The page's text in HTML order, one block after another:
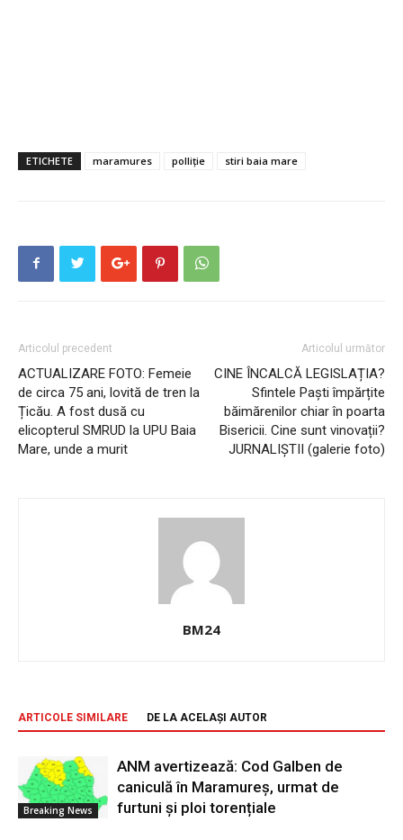
ETICHETE maramures polliție stiri baia mare
Articolul precedent
ACTUALIZARE FOTO: Femeie
de circa 75 ani, lovită de tren la
Țicău. A fost dusă cu
elicopterul SMRUD la UPU Baia
Mare, unde a murit
Articolul următor
CINE ÎNCALCĂ LEGISLAȚIA?
Sfintele Paști împărțite
băimărenilor chiar în poarta
Bisericii. Cine sunt vinovații?
JURNALIȘTII (galerie foto)
BM24
ARTICOLE SIMILARE DE LA ACELAȘI AUTOR
Breaking News
ANM avertizează: Cod Galben de
caniculă în Maramureș, urmat de
furtuni și ploi torențiale